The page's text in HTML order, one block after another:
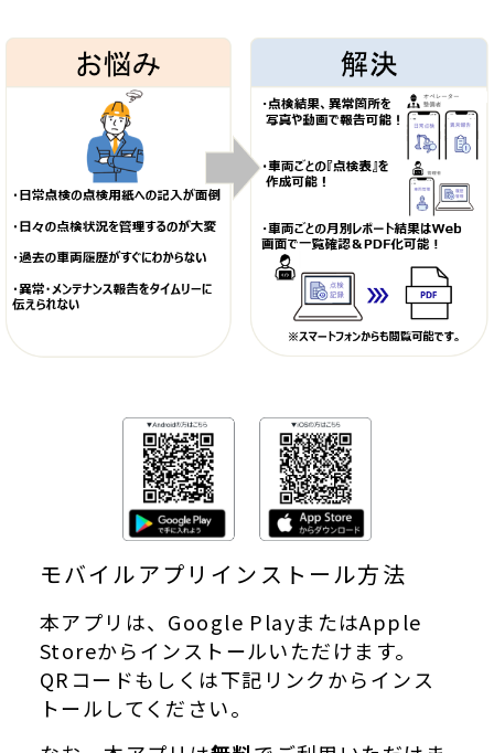
モバイルアプリインストール方法
本アプリは、Google PlayまたはApple
Storeからインストールいただけます。
QRコードもしくは下記リンクからインス
トールしてください。